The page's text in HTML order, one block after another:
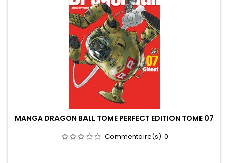
MANGA DRAGON BALL TOME PERFECT EDITION TOME 07
Commentaire(s): 0